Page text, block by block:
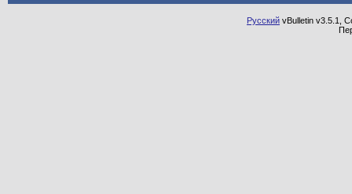
Русский vBulletin v3.5.1,